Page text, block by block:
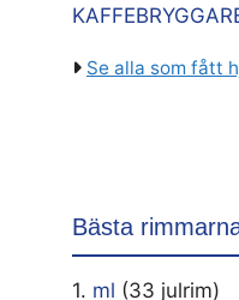
Se alla som fått
Bästa
1. ml (33 julrim)